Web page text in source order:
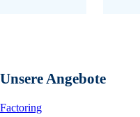
Unsere Angebote
Factoring